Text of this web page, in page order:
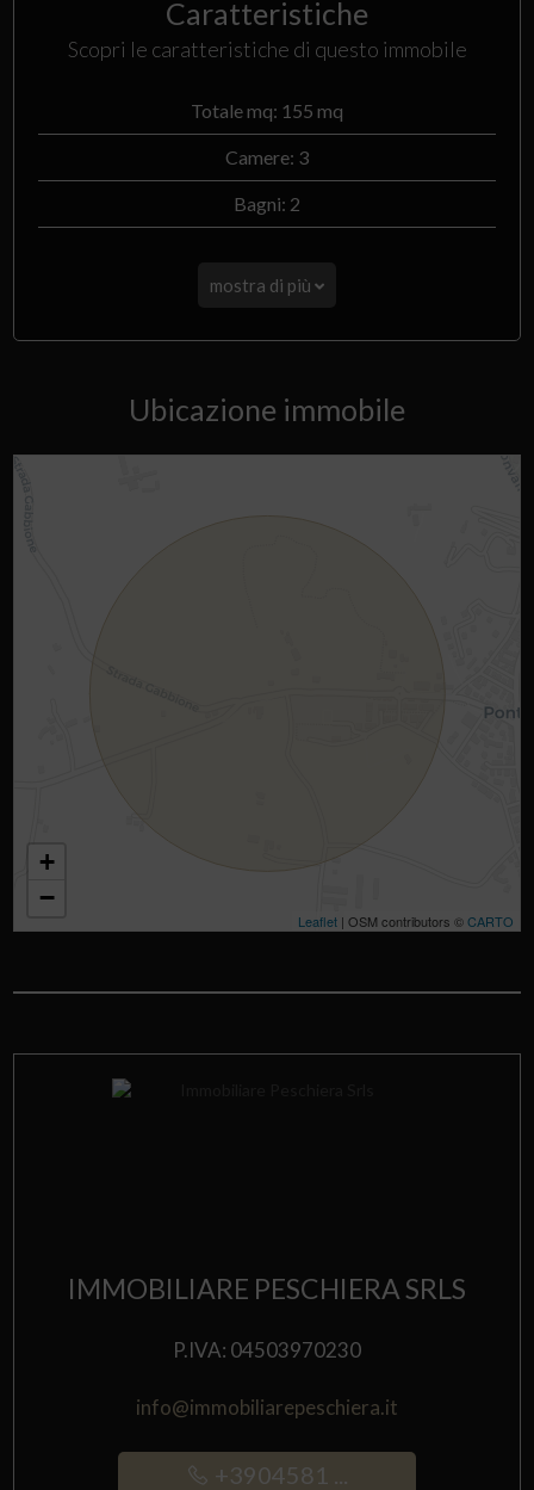
Caratteristiche
Scopri le caratteristiche di questo immobile
Totale mq: 155 mq
Camere: 3
Bagni: 2
mostra di più
Ubicazione immobile
+
−
Leaflet| OSM contributors ©CARTO
IMMOBILIARE PESCHIERA SRLS
P.IVA: 04503970230
info@immobiliarepeschiera.it
+3904581 ...